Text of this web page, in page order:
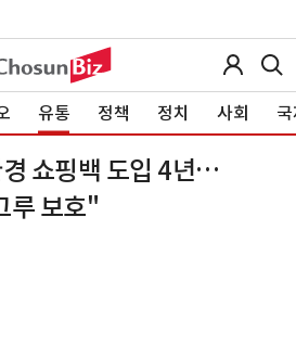
유통 정책 정치 사회
쇼핑백 도입 4년…
루 보호"